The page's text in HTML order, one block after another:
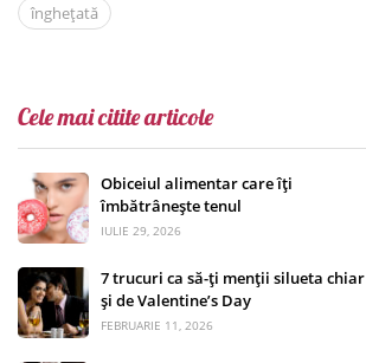
înghețată
Cele mai citite articole
Obiceiul alimentar care îți
îmbătrânește tenul
IULIE 29, 2026
7 trucuri ca să-ți menții silueta chiar
și de Valentine’s Day
FEBRUARIE 11, 2026